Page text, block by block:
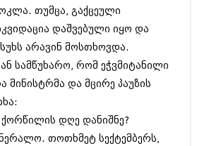
თუმცა, გაქცეული
დაშვებული იყო და
არავინ მოსთხოვდა.
სამწუხარო, რომ ეჭვმიტანილი
მინისტრმა და მცირე პაუზის
დღე დანიშნე?
თოთხმეტ სექტემბერს,